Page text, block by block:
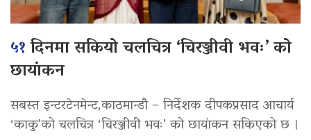
५१दिनमा सकियो चलचित्र ‘चिरञ्जीवी भवः’ को
छायांकन
सबस्त इन्टरटेनमेन्ट,काठमान्डौ – निर्देशक दीपकप्रसाद आचार्य
‘काकु’को चलचित्र ‘चिरञ्जीवी भवः’ को छायांकन सकिएको छ ।